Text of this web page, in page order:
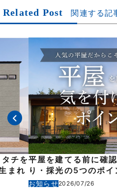
Related Post 関連する記
チを
まれ
平屋を建てる前に確
り・採光の5つのポイ
お知らせ2026/07/26